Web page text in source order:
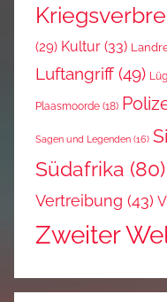
(29) Kultur (33)
Luftangriff (49)
Plaasmoorde (18)
Sagen und Legenden (16)
Südafrika (80)
Vertreibung (43)
Zweiter